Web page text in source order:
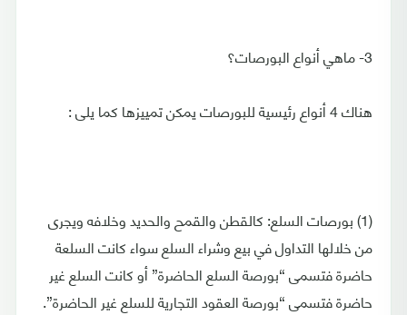
3- ماهي أنواع البورصات؟
هناك 4 أنواع رئيسية للبورصات يمكن تمييزها كما يلى :
(1) بورصات السلع: كالقطن والقمح والحديد وخلافه ويجرى
من خلالها التداول في بيع وشراء السلع سواء كانت السلعة
حاضرة فتسمى “بورصة السلع الحاضرة” أو كانت السلع غير
حاضرة فتسمى “بورصة العقود التجارية للسلع غير الحاضرة”.